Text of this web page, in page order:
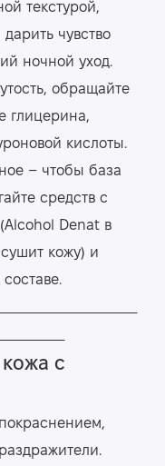
текстурой,
чувство
ночной уход.
обращайте
глицерина,
кислоты.
– чтобы база
средств с
Denat в
кожу) и
кожа с